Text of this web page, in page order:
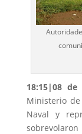
18:15|08 de
Ministerio
Naval y